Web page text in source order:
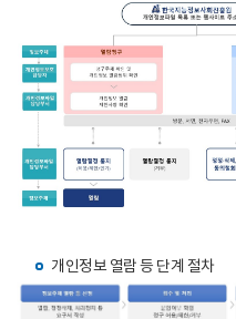
개인정보 열람 등 단계 절차